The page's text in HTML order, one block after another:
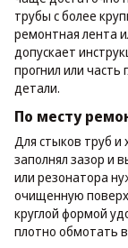
трубы с более
ремонтная лента
допускает
прогнил или
детали.
По месту
Для стыков труб
заполнял зазор и
или резонатора
очищенную
круглой формой
плотно обмотать